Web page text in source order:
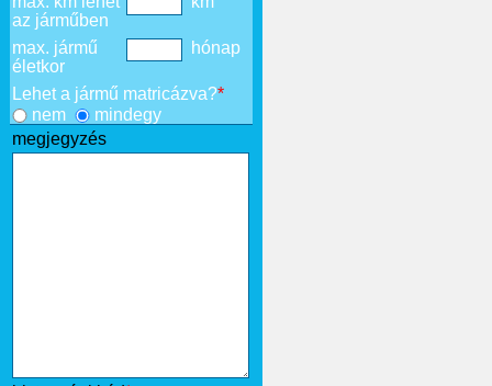
az járműben
max. jármű
életkor
hónap
Lehet a jármű matricázva?*
nem
mindegy
megjegyzés